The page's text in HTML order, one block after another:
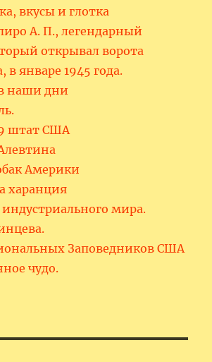
вкусы и глотка
А. П., легендарный
открывал ворота
в январе 1945 года.
наши дни
штат США
Америки
харанция
индустриального мира.
Заповедников США
чудо.